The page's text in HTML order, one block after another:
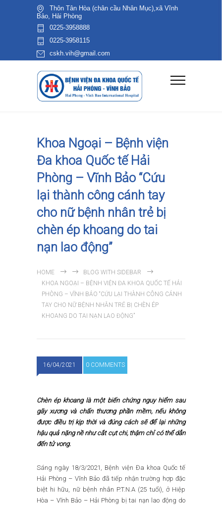
Thôn Tân Hòa (chân cầu Nhân Mục),xã Vĩnh
Bảo, Hải Phòng
0225-3958888
0225-3958115
cskh.vih@gmail.com
Khoa Ngoại – Bệnh viện
Đa khoa Quốc tế Hải
Phòng – Vĩnh Bảo “Cứu
lại thành công cánh tay
cho nữ bệnh nhân trẻ bị
chèn ép khoang do tai
nạn lao động”
HOME
BLOG WITH SIDEBAR
KHOA NGOẠI – BỆNH VIỆN ĐA KHOA QUỐC TẾ HẢI
PHÒNG – VĨNH BẢO “CỨU LẠI THÀNH CÔNG CÁNH
TAY CHO NỮ BỆNH NHÂN TRẺ BỊ CHÈN ÉP
KHOANG DO TAI NẠN LAO ĐỘNG”
16/04/2021 0 COMMENTS
Chèn ép khoang là một biến chứng nguy hiểm sau
gãy xương và chấn thương phần mềm, nếu không
được điều trị kịp thời và đúng cách sẽ để lại những
hậu quả nặng nề như cắt cụt chi, thậm chỉ có thể dẫn
đến tử vong.
Sáng ngày 18/3/2021, Bệnh viện Đa khoa Quốc tế
Hải Phòng – Vĩnh Bảo đã tiếp nhận trường hợp đặc
biệt hi hữu, nữ bệnh nhân P.T.N.A (25 tuổi), ở Hiệp
Hòa – Vĩnh Bảo – Hải Phòng bị tai nạn lao động do